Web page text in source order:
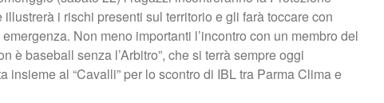
i rischi presenti sul territorio e gli farà toccare con
Non meno importanti l’incontro con un membro del
è baseball senza l’Arbitro”, che si terrà sempre oggi
insieme al “Cavalli” per lo scontro di IBL tra Parma Clima e